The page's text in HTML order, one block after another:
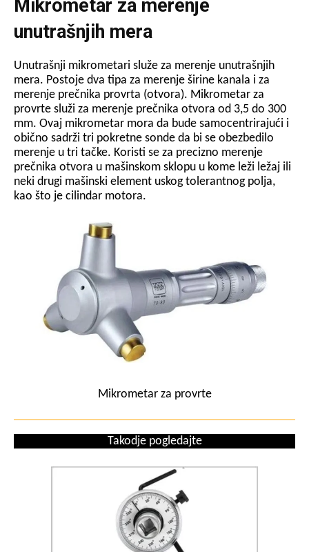
Mikrometar za merenje
unutrašnjih mera
Unutrašnji mikrometari služe za merenje unutrašnjih
mera. Postoje dva tipa za merenje širine kanala i za
merenje prečnika provrta (otvora). Mikrometar za
provrte služi za merenje prečnika otvora od 3,5 do 300
mm. Ovaj mikrometar mora da bude samocentrirajući i
obično sadrži tri pokretne sonde da bi se obezbedilo
merenje u tri tačke. Koristi se za precizno merenje
prečnika otvora u mašinskom sklopu u kome leži ležaj ili
neki drugi mašinski element uskog tolerantnog polja,
kao što je cilindar motora.
Mikrometar za provrte
Takodje pogledajte